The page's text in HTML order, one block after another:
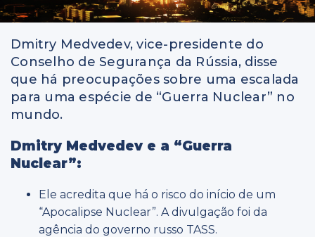
Dmitry Medvedev, vice-presidente do
Conselho de Segurança da Rússia, disse
que há preocupações sobre uma escalada
para uma espécie de “Guerra Nuclear” no
mundo.
Dmitry Medvedev e a “Guerra
Nuclear”:
Ele acredita que há o risco do início de um
“Apocalipse Nuclear”. A divulgação foi da
agência do governo russo TASS.